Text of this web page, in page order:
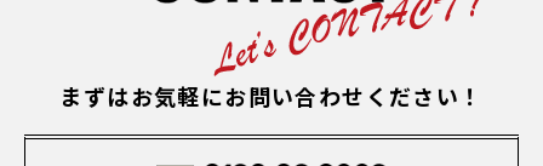
まずはお気軽にお問い合わせください！